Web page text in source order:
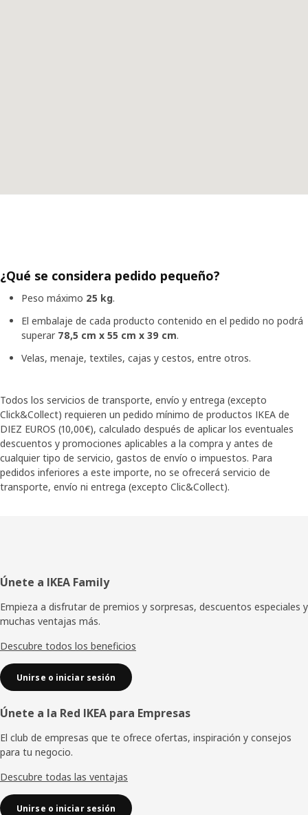
¿Qué se considera pedido pequeño?
Peso máximo 25 kg.
El embalaje de cada producto contenido en el pedido no podrá
superar 78,5 cm x 55 cm x 39 cm.
Velas, menaje, textiles, cajas y cestos, entre otros.
Todos los servicios de transporte, envío y entrega (excepto
Click&Collect) requieren un pedido mínimo de productos IKEA de
DIEZ EUROS (10,00€), calculado después de aplicar los eventuales
descuentos y promociones aplicables a la compra y antes de
cualquier tipo de servicio, gastos de envío o impuestos. Para
pedidos inferiores a este importe, no se ofrecerá servicio de
transporte, envío ni entrega (excepto Clic&Collect).
Pie
de
página
Únete a IKEA Family
Empieza a disfrutar de premios y sorpresas, descuentos especiales y
muchas ventajas más.
Descubre todos los beneficios
Unirse o iniciar sesión
Únete a la Red IKEA para Empresas
El club de empresas que te ofrece ofertas, inspiración y consejos
para tu negocio.
Descubre todas las ventajas
Unirse o iniciar sesión